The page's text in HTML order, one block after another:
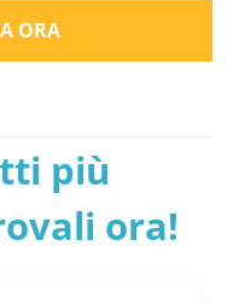
ORA
più
ora!